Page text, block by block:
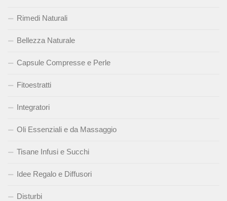
Rimedi Naturali
Bellezza Naturale
Capsule Compresse e Perle
Fitoestratti
Integratori
Oli Essenziali e da Massaggio
Tisane Infusi e Succhi
Idee Regalo e Diffusori
Disturbi